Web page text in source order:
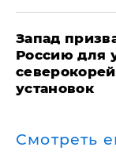
Запад
Россию для
установок
Смотреть